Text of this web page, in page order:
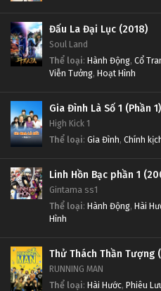
Đấu La Đại Lục (2018)
Soul Land
Thể loại: Hành Động, Cổ
Viễn Tưởng, Hoạt Hình
Gia Đình Là Số 1 (Phần
High Kick 1
Thể loại: Gia Đình, Chính
Linh Hồn Bạc phần 1
Gintama ss1
Thể loại: Hành Động, Hài
Hình
Thử Thách Thần Tượng
RUNNING MAN
Thể loại: Hài Hước, Phiêu